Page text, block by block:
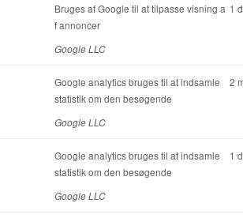
Bruges af Google til at tilpasse visning a
f annoncer
Google LLC
Google analytics bruges til at indsamle
statistik om den besøgende
Google LLC
Google analytics bruges til at indsamle
statistik om den besøgende
Google LLC
1
2
1